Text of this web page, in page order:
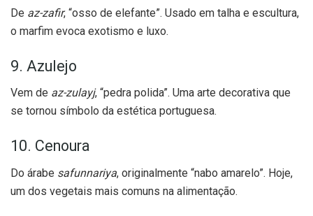
De az-zafir, “osso de elefante”. Usado em talha e escultura,
o marfim evoca exotismo e luxo.
9. Azulejo
Vem de az-zulayj, “pedra polida”. Uma arte decorativa que
se tornou símbolo da estética portuguesa.
10. Cenoura
Do árabe safunnariya, originalmente “nabo amarelo”. Hoje,
um dos vegetais mais comuns na alimentação.